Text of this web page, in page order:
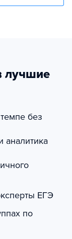
лучшие
без
ЕГЭ
по